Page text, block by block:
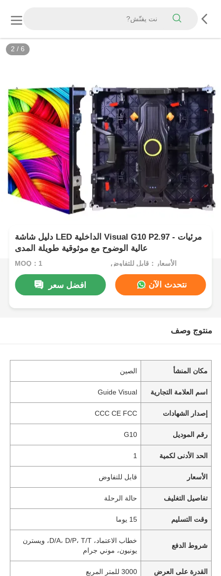
2 / 6
دليل شاشة LED الداخلية Visual G10 P2.97 - مرئيات
عالية الوضوح مع موثوقية طويلة المدى
MOQ：1 الأسعار：قابل للتفاوض
افضل سعر نتحدث الآن
منتوج وصف
مكان المنشأ الصين
اسم العلامة التجارية Guide Visual
إصدار الشهادات CCC CE FCC
رقم الموديل G10
الحد الأدنى لكمية 1
الأسعار قابل للتفاوض
تفاصيل التغليف حالة الرحلة
وقت التسليم 15 يوما
شروط الدفع
خطاب الاعتماد، D/A، D/P، T/T، ويسترن
يونيون، موني جرام
القدرة على العرض 3000 للمتر المربع